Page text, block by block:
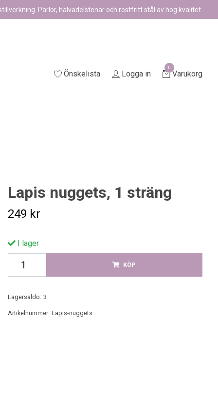
Pärlor, halvädelstenar och rostfritt stål av hög kvalitet.
Önskelista Logga in
0
Varukorg
Lapis nuggets, 1 sträng
249 kr
I lager
KÖP
Lagersaldo: 3
Artikelnummer: Lapis-nuggets